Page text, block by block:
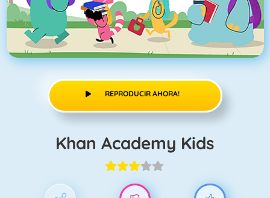
REPRODUCIR AHORA!
Khan Academy Kids